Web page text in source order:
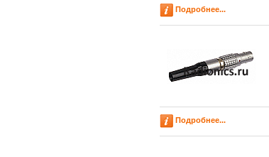
Подробнее...
Подробнее...